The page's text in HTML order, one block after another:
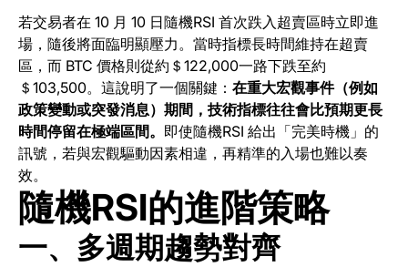
若交易者在 10 月 10 日隨機RSI 首次跌入超賣區時立即進
場，隨後將面臨明顯壓力。當時指標長時間維持在超賣
區，而 BTC 價格則從約＄122,000一路下跌至約
＄103,500。這說明了一個關鍵： 在重大宏觀事件（例如
政策變動或突發消息）期間，技術指標往往會比預期更長
時間停留在極端區間。 即使隨機RSI 給出「完美時機」的
訊號，若與宏觀驅動因素相違，再精準的入場也難以奏
效。
隨機RSI的進階策略
一、多週期趨勢對齊